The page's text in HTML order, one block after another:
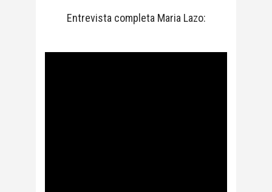
Entrevista completa Maria Lazo: